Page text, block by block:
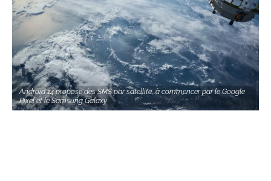
Android 14 propose des SMS par satellite, à commencer par le Google
Pixel et le Samsung Galaxy